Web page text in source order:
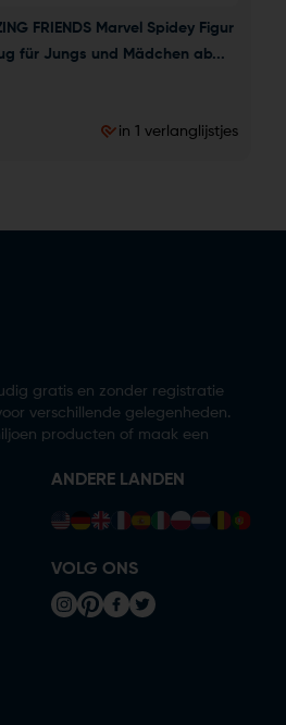
FRIENDS Marvel Spidey Figur
für Jungs und Mädchen ab...
in 1 verlanglijstjes
gratis en zonder registratie
verschillende gelegenheden.
producten of maak een
ANDERE LANDEN
VOLG ONS